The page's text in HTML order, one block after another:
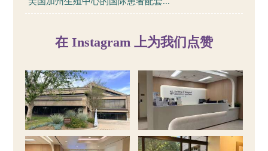
在 Instagram 上为我们点赞